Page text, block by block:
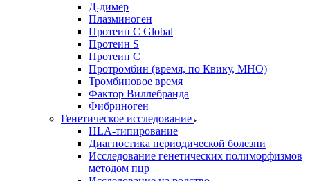
Д-димер
Плазминоген
Протеин C Global
Протеин S
Протеин С
Протромбин (время, по Квику, МНО)
Тромбиновое время
Фактор Виллебранда
Фибриноген
Генетическое исследование
HLA-типирование
Диагностика периодической болезни
Исследование генетических полиморфизмов
методом пцр